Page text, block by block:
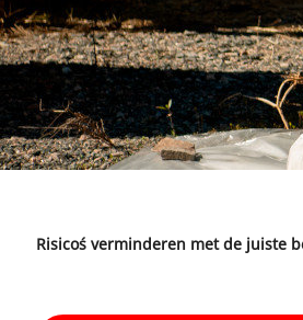
Risico´s verminderen met de juiste